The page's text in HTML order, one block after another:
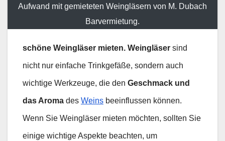
Aufwand mit gemieteten Weingläsern von M. Dubach
Barvermietung.
schöne Weingläser mieten. Weingläser sind
nicht nur einfache Trinkgefäße, sondern auch
wichtige Werkzeuge, die den Geschmack und
das Aroma des Weins beeinflussen können.
Wenn Sie Weingläser mieten möchten, sollten Sie
einige wichtige Aspekte beachten, um